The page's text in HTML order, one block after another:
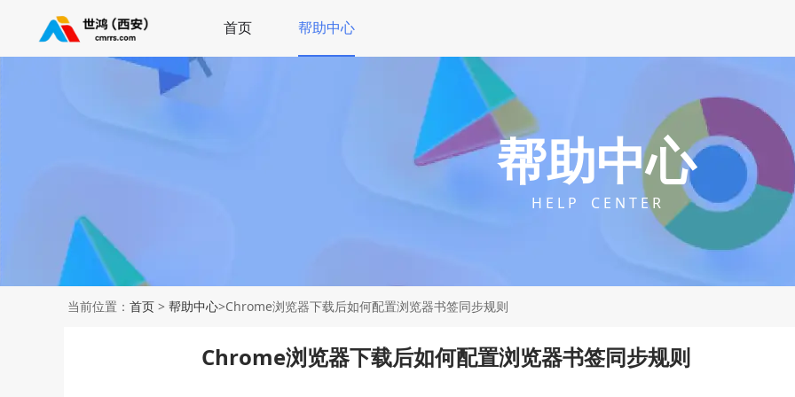
首页 帮助中心
帮助中心
H E L P C E N T E R
当前位置： 首页 > 帮助中心>Chrome浏览器下载后如何配置浏览器书签同步规则
Chrome浏览器下载后如何配置浏览器书签同步规则